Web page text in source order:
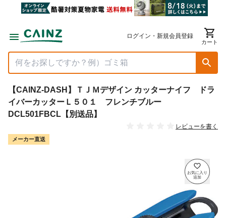
ログイン・新規会員登録
カート
【CAINZ-DASH】ＴＪＭデザイン カッターナイフ ドラ
イバーカッターＬ５０１ フレンチブルー
DCL501FBCL【別送品】
レビューを書く
メーカー直送